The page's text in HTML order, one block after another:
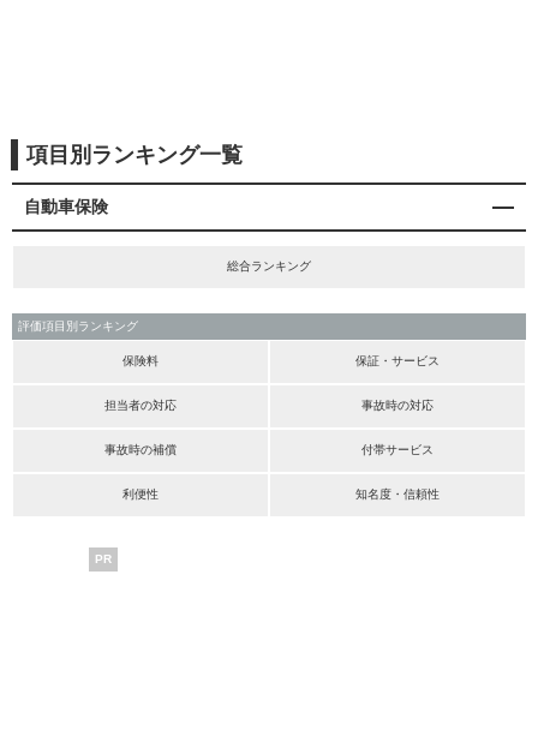
項目別ランキング一覧
自動車保険
総合ランキング
評価項目別ランキング
保険料 保証・サービス
担当者の対応 事故時の対応
事故時の補償 付帯サービス
利便性 知名度・信頼性
PR